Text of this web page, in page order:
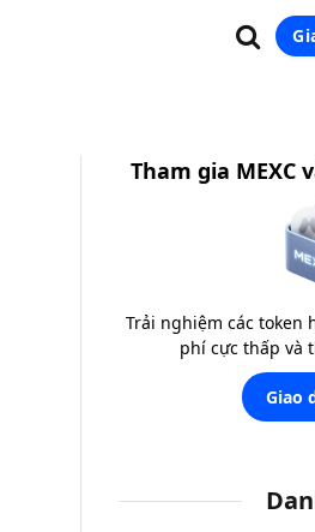
Tham gia MEXC
Trải nghiệm các token
phí cực thấp và
Giao